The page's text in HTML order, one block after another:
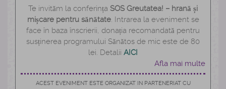
Te invităm la conferința SOS Greutatea! – hrană și
mișcare pentru sănătate. Intrarea la eveniment se
face în baza înscrierii, donația recomandată pentru
susținerea programului Sănătos de mic este de 80
lei. Detalii AICI
Afla mai multe
ACEST EVENIMENT ESTE ORGANIZAT IN PARTENERIAT CU